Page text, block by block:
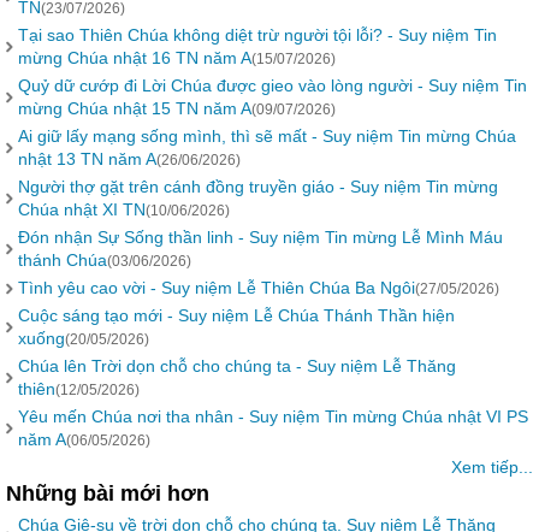
TN(23/07/2026)
Tại sao Thiên Chúa không diệt trừ người tội lỗi? - Suy niệm Tin
mừng Chúa nhật 16 TN năm A(15/07/2026)
Quỷ dữ cướp đi Lời Chúa được gieo vào lòng người - Suy niệm Tin
mừng Chúa nhật 15 TN năm A(09/07/2026)
Ai giữ lấy mạng sống mình, thì sẽ mất - Suy niệm Tin mừng Chúa
nhật 13 TN năm A(26/06/2026)
Người thợ gặt trên cánh đồng truyền giáo - Suy niệm Tin mừng
Chúa nhật XI TN(10/06/2026)
Đón nhận Sự Sống thần linh - Suy niệm Tin mừng Lễ Mình Máu
thánh Chúa(03/06/2026)
Tình yêu cao vời - Suy niệm Lễ Thiên Chúa Ba Ngôi(27/05/2026)
Cuộc sáng tạo mới - Suy niệm Lễ Chúa Thánh Thần hiện
xuống(20/05/2026)
Chúa lên Trời dọn chỗ cho chúng ta - Suy niệm Lễ Thăng
thiên(12/05/2026)
Yêu mến Chúa nơi tha nhân - Suy niệm Tin mừng Chúa nhật VI PS
năm A(06/05/2026)
Xem tiếp...
Những bài mới hơn
Chúa Giê-su về trời dọn chỗ cho chúng ta. Suy niệm Lễ Thăng